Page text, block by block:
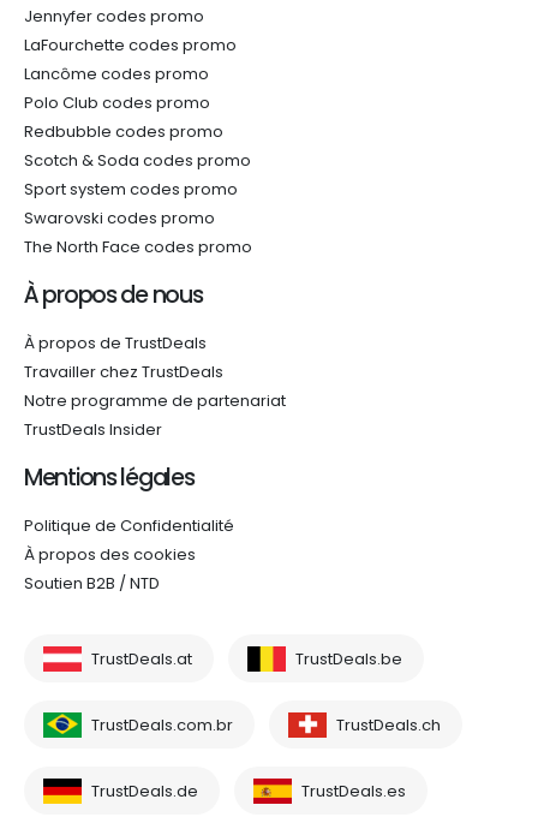
Jennyfer codes promo
LaFourchette codes promo
Lancôme codes promo
Polo Club codes promo
Redbubble codes promo
Scotch & Soda codes promo
Sport system codes promo
Swarovski codes promo
The North Face codes promo
À propos de nous
À propos de TrustDeals
Travailler chez TrustDeals
Notre programme de partenariat
TrustDeals Insider
Mentions légales
Politique de Confidentialité
À propos des cookies
Soutien B2B / NTD
TrustDeals.at TrustDeals.be
TrustDeals.com.br TrustDeals.ch
TrustDeals.de TrustDeals.es